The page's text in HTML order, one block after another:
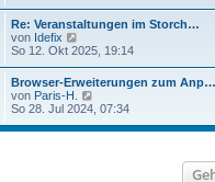
s
e
r
B
i
t
r
Re: Veranstaltungen im Storch…
von Idefix
e
s
t
e
r
So 12. Okt 2025, 19:14
Browser-Erweiterungen zum Anp…
von Paris-H.
e
e
So 28. Jul 2024, 07:34